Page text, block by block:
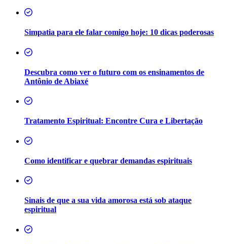
Simpatia para ele falar comigo hoje: 10 dicas poderosas
Descubra como ver o futuro com os ensinamentos de
Antônio de Abiaxé
Tratamento Espiritual: Encontre Cura e Libertação
Como identificar e quebrar demandas espirituais
Sinais de que a sua vida amorosa está sob ataque
espiritual